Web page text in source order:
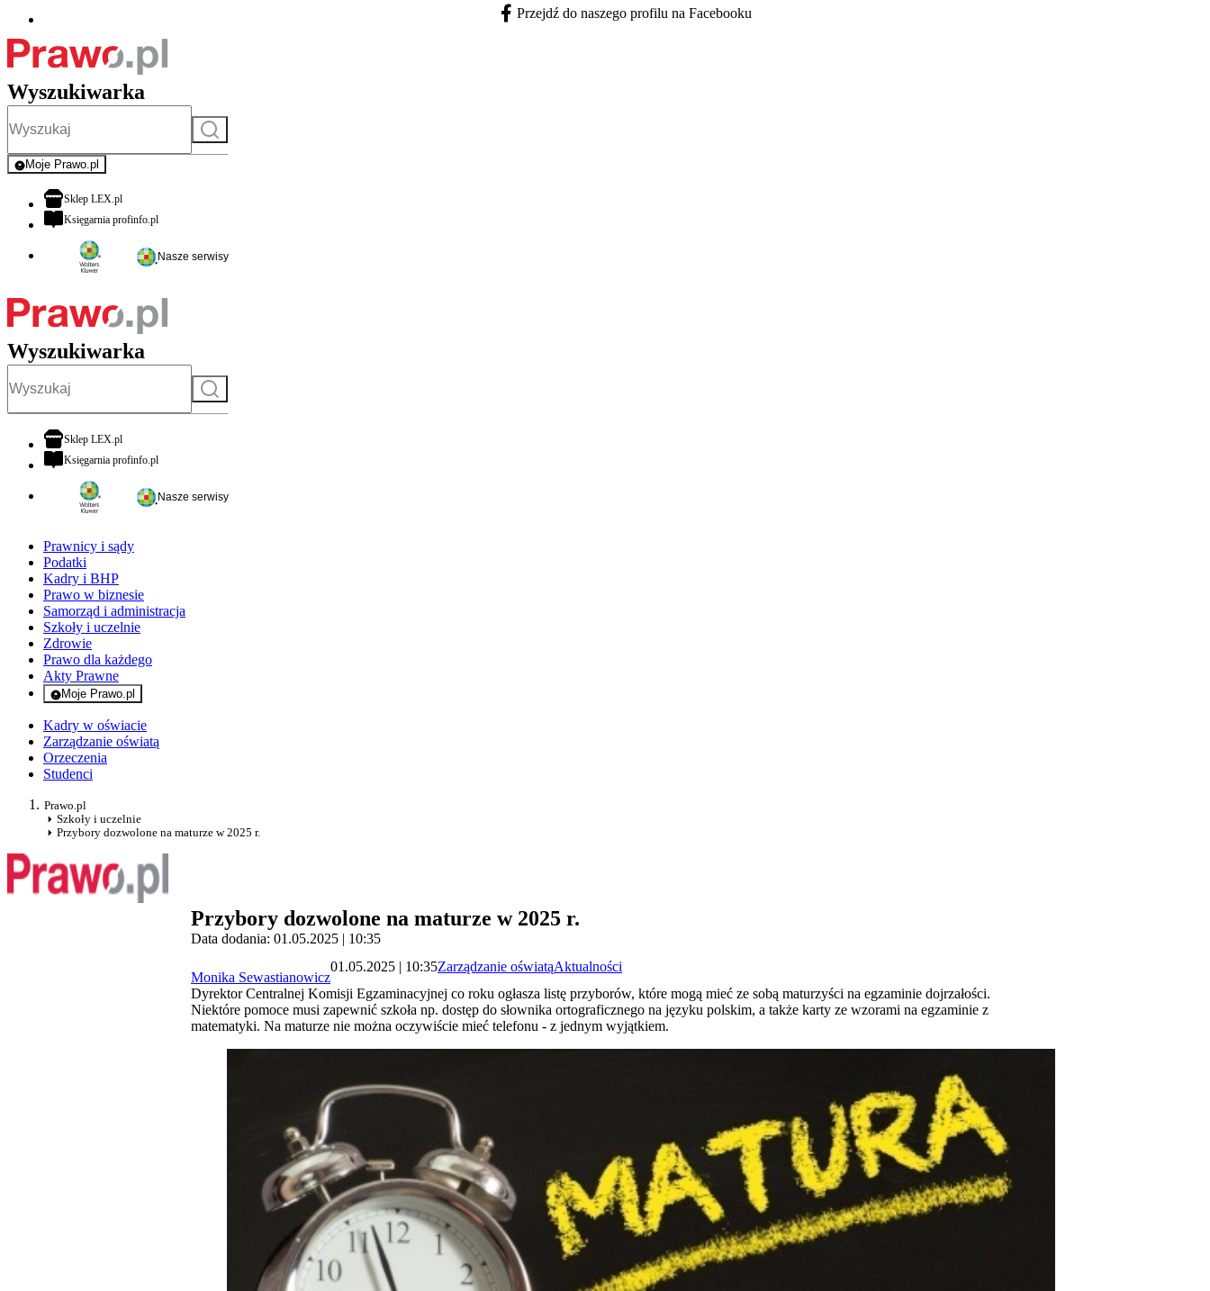
Facebook - otwiera się w nowej karcie
Przejdź do naszego profilu na Facebooku
Wyszukiwarka
Szukaj
Moje Prawo.pl
- rejestracja i logowanie do serwisu
Sklep LEX.plotwiera się w nowej karcie
Księgarnia profinfo.plotwiera się w nowej karcie
Nasze serwisy
Wyszukiwarka
Szukaj
Sklep LEX.plotwiera się w nowej karcie
Księgarnia profinfo.plotwiera się w nowej karcie
Nasze serwisy
Prawnicy i sądy
Podatki
Kadry i BHP
Prawo w biznesie
Samorząd i administracja
Szkoły i uczelnie
Zdrowie
Prawo dla każdego
Akty Prawne
Moje Prawo.pl
- rejestracja i logowanie do serwisu
Kadry w oświacie
Zarządzanie oświatą
Orzeczenia
Studenci
Prawo.pl
Szkoły i uczelnie
Przybory dozwolone na maturze w 2025 r.
Przybory dozwolone na maturze w 2025 r.
Data dodania: 01.05.2025 | 10:35
Monika Sewastianowicz
01.05.2025 | 10:35Zarządzanie oświatąAktualności
Dyrektor Centralnej Komisji Egzaminacyjnej co roku ogłasza listę przyborów, które mogą mieć ze sobą maturzyści na egzaminie dojrzałości.
Niektóre pomoce musi zapewnić szkoła np. dostęp do słownika ortograficznego na języku polskim, a także karty ze wzorami na egzaminie z
matematyki. Na maturze nie można oczywiście mieć telefonu - z jednym wyjątkiem.